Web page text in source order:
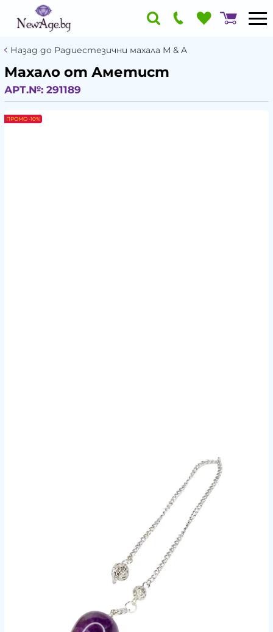
Назад до Радиестезични махала М & A
Махало от Аметист
АРТ.№: 291189
ПРОМО -10%